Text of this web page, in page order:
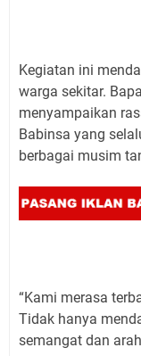
Kegiatan ini
warga sekitar.
menyampaikan
Babinsa yang
berbagai musim
“Kami merasa
Tidak hanya
semangat dan